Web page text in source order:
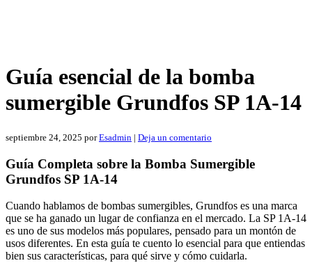
Guía esencial de la bomba
sumergible Grundfos SP 1A-14
septiembre 24, 2025 porEsadmin | Deja un comentario
Guía Completa sobre la Bomba Sumergible
Grundfos SP 1A-14
Cuando hablamos de bombas sumergibles, Grundfos es una marca
que se ha ganado un lugar de confianza en el mercado. La SP 1A-14
es uno de sus modelos más populares, pensado para un montón de
usos diferentes. En esta guía te cuento lo esencial para que entiendas
bien sus características, para qué sirve y cómo cuidarla.